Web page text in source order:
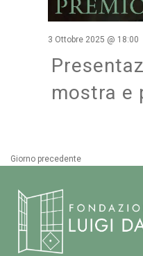
3 Ottobre 2025 @ 18:00
mostra e
Giorno precedente